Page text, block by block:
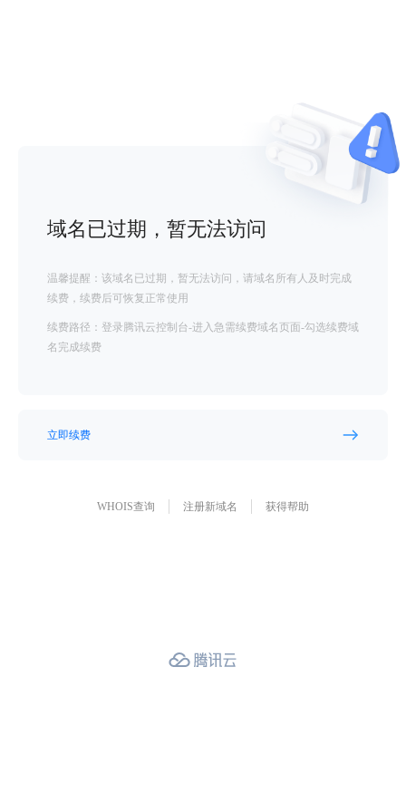
域名已过期，暂无法访问
温馨提醒：该域名已过期，暂无法访问，请域名所有人及时完成
续费，续费后可恢复正常使用
续费路径：登录腾讯云控制台-进入急需续费域名页面-勾选续费域
名完成续费
立即续费
WHOIS查询 注册新域名 获得帮助